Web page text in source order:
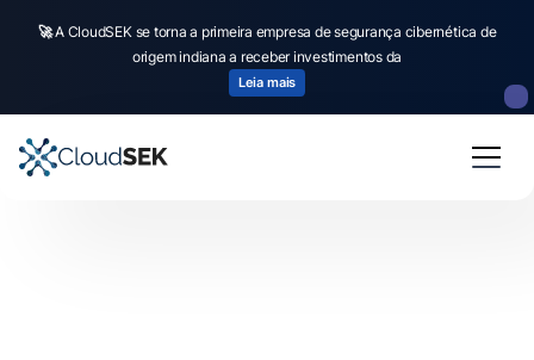
🚀A CloudSEK se torna a primeira empresa de segurança cibernética de
origem indiana a receber investimentos da
Leia mais